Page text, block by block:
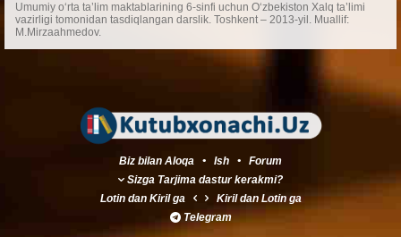
Umumiy o‘rta ta’lim maktablarining 6-sinfi uchun O‘zbekiston Xalq ta’limi
vazirligi tomonidan tasdiqlangan darslik. Toshkent – 2013-yil. Muallif:
M.Mirzaahmedov.
Biz bilan Aloqa • Ish • Forum
Sizga Tarjima dastur kerakmi?
Lotindan Kirilga KirildanLotinga
Telegram